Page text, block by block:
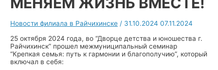
Новости филиала в Райчихинске / 31.10.2024 07.11.2024
25 октября 2024 года, во “Дворце детства и юношества г.
Райчихинск” прошел межмуниципальный семинар
“Крепкая семья: путь к гармонии и благополучию”, который
включал в себя: